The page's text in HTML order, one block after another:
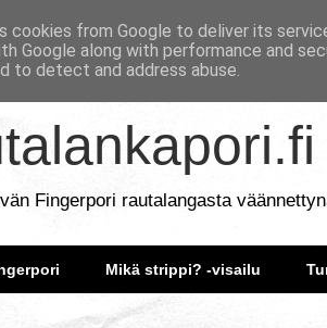
Fingerpori rautalangasta
Mikä strippi? -visailu
cookies from Google to deliver its
Google along with performance and
to detect and address abuse.